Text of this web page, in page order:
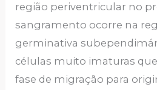
região periventricular no
sangramento ocorre na
germinativa
células muito imaturas
fase de migração para